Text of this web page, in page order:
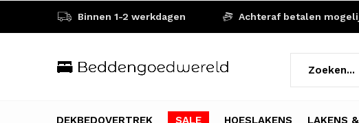
DEKBEDOVERTREK SALE HOESLAKENS LAKENS
Binnen 1-2 werkdagen Achteraf betalen